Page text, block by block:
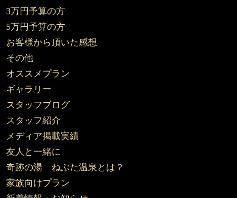
3万円予算の方
5万円予算の方
お客様から頂いた感想
その他
オススメプラン
ギャラリー
スタッフブログ
スタッフ紹介
メディア掲載実績
友人と一緒に
奇跡の湯 ねぶた温泉とは？
家族向けプラン